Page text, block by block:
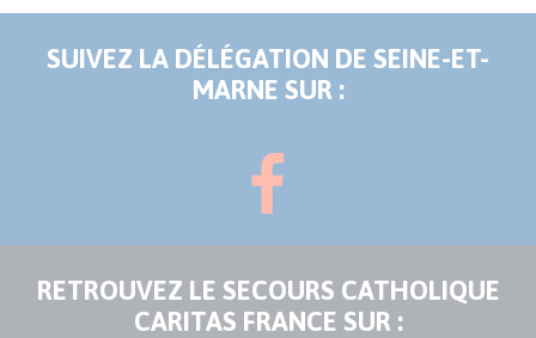
SUIVEZ LA DÉLÉGATION DE SEINE-ET-
MARNE SUR :
RETROUVEZ LE SECOURS CATHOLIQUE
CARITAS FRANCE SUR :